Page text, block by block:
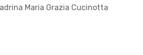
Maria Grazia Cucinotta